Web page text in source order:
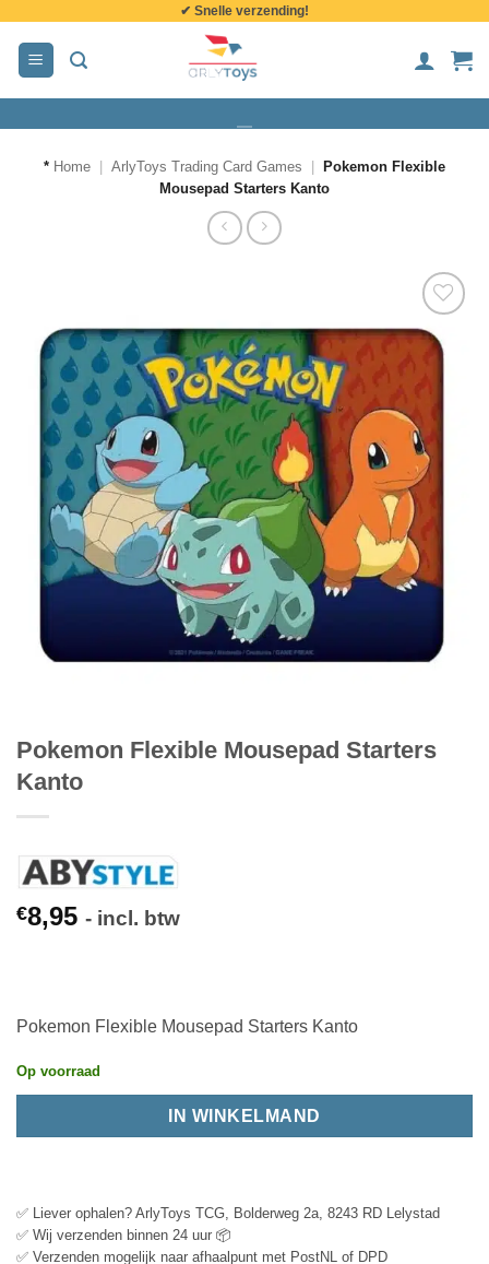
inhoud
✔ Snelle verzending!
* Home ArlyToys Trading Card Games
Pokemon Flexible
Mousepad Starters Kanto
Pokemon Flexible Mousepad Starters
Kanto
€8,95 - incl. btw
Pokemon Flexible Mousepad Starters Kanto
Op voorraad
IN WINKELMAND
✅ Liever ophalen? ArlyToys TCG, Bolderweg 2a, 8243 RD Lelystad
✅ Wij verzenden binnen 24 uur 📦
✅ Verzenden mogelijk naar afhaalpunt met PostNL of DPD